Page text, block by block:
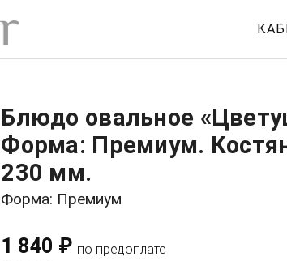
Блюдо овальное
Форма: Премиум.
230 мм.
Форма: Премиум
1 840 ₽ по предоплате